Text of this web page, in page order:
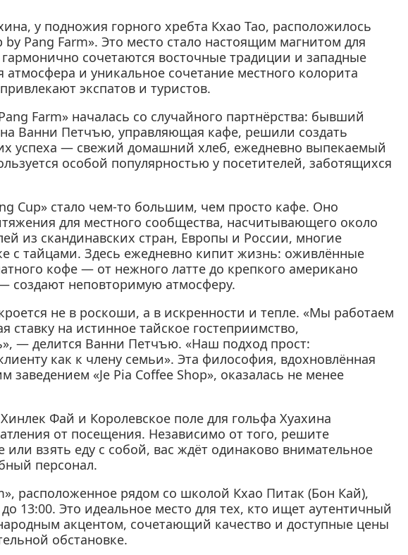
у подножия горного хребта Кхао Тао, расположилось
Pang Farm». Это место стало настоящим магнитом для
сочетаются восточные традиции и западные
атмосфера и уникальное сочетание местного колорита
экспатов и туристов.
Farm» началась со случайного партнёрства: бывший
Ванни Петчъю, управляющая кафе, решили создать
успеха — свежий домашний хлеб, ежедневно выпекаемый
особой популярностью у посетителей, заботящихся
Cup» стало чем-то большим, чем просто кафе. Оно
для местного сообщества, насчитывающего около
из скандинавских стран, Европы и России, многие
с тайцами. Здесь ежедневно кипит жизнь: оживлённые
кофе — от нежного латте до крепкого американо
создают неповторимую атмосферу.
не в роскоши, а в искренности и тепле. «Мы работаем
ставку на истинное тайское гостеприимство,
— делится Ванни Петчъю. «Наш подход прост:
как к члену семьи». Эта философия, вдохновлённая
заведением «Je Pia Coffee Shop», оказалась не менее
Фай и Королевское поле для гольфа Хуахина
от посещения. Независимо от того, решите
или взять еду с собой, вас ждёт одинаково внимательное
персонал.
расположенное рядом со школой Кхао Питак (Бон Кай),
13:00. Это идеальное место для тех, кто ищет аутентичный
акцентом, сочетающий качество и доступные цены
обстановке.